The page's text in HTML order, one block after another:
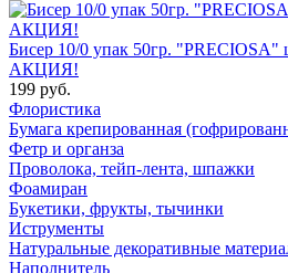
Бисер 10/0 упак 50гр. "PRECIOSA"
АКЦИЯ!
199 руб.
Флористика
Бумага крепированная
Фетр и органза
Проволока, тейп-лента, шпажки
Фоамиран
Букетики, фрукты, тычинки
Иструменты
Натуральные декоративные
Наполнитель